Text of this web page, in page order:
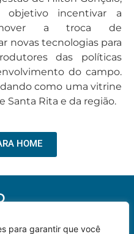
para garantir que você
incentivar a
a troca de
novas tecnologias para
das políticas
do campo.
como uma vitrine
Santa Rita e da região.
HOME